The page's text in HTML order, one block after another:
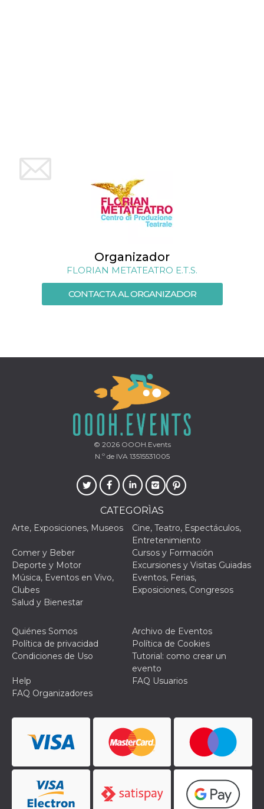
Organizador
FLORIAN METATEATRO E.T.S.
CONTACTA AL ORGANIZADOR
© 2026OOOH.Events
N.º de IVA 13515531005
CATEGORÌAS
Arte, Exposiciones, Museos
Cine, Teatro, Espectáculos,
Entretenimiento
Comer y Beber
Cursos y Formación
Deporte y Motor
Excursiones y Visitas Guiadas
Música, Eventos en Vivo,
Clubes
Eventos, Ferias,
Exposiciones, Congresos
Salud y Bienestar
Quiénes Somos
Archivo de Eventos
Política de privacidad
Política de Cookies
Condiciones de Uso
Tutorial: como crear un
evento
Help
FAQ Usuarios
FAQ Organizadores